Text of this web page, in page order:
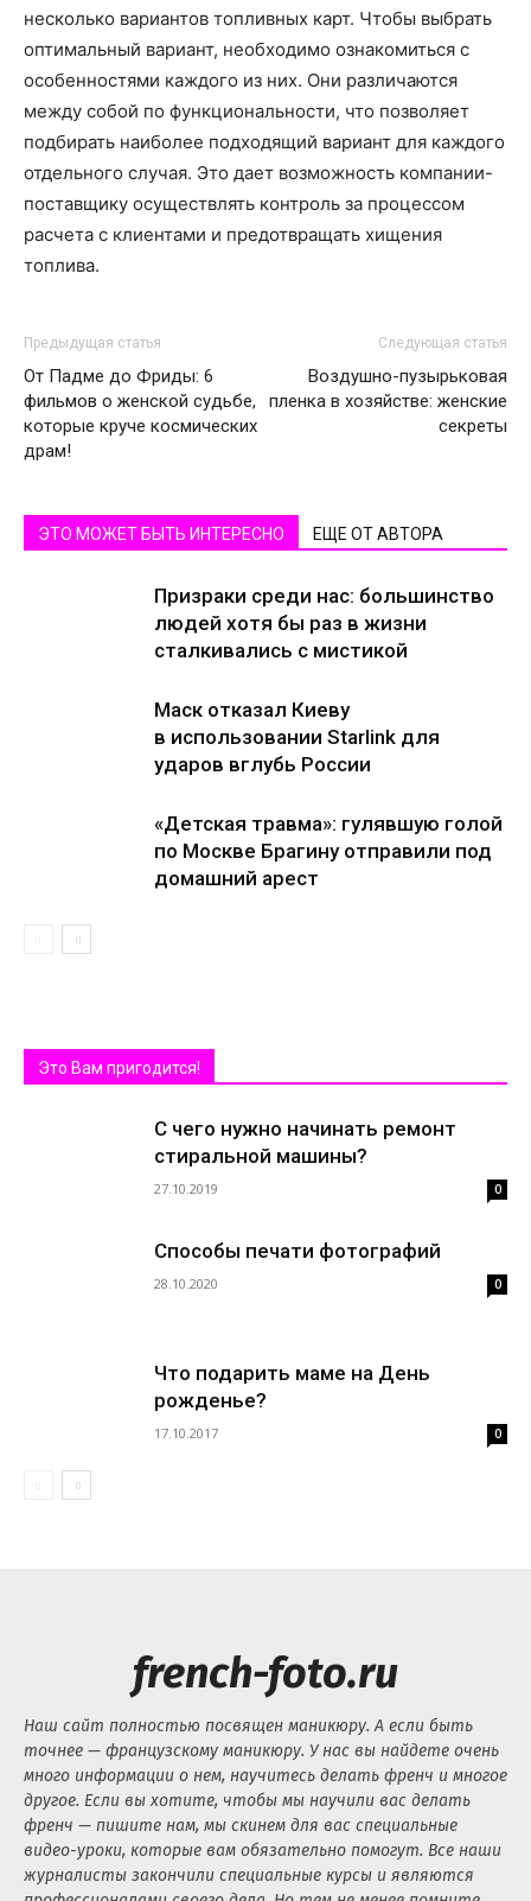
несколько вариантов топливных карт. Чтобы выбрать
оптимальный вариант, необходимо ознакомиться с
особенностями каждого из них. Они различаются
между собой по функциональности, что позволяет
подбирать наиболее подходящий вариант для каждого
отдельного случая. Это дает возможность компании-
поставщику осуществлять контроль за процессом
расчета с клиентами и предотвращать хищения
топлива.
Предыдущая статья
От Падме до Фриды: 6
фильмов о женской судьбе,
которые круче космических
драм!
Следующая статья
Воздушно-пузырьковая
пленка в хозяйстве: женские
секреты
ЭТО МОЖЕТ БЫТЬ ИНТЕРЕСНО ЕЩЕ ОТ АВТОРА
Призраки среди нас: большинство
людей хотя бы раз в жизни
сталкивались с мистикой
Маск отказал Киеву
в использовании Starlink для
ударов вглубь России
«Детская травма»: гулявшую голой
по Москве Брагину отправили под
домашний арест
Это Вам пригодится!
С чего нужно начинать ремонт
стиральной машины?
27.10.2019 0
Способы печати фотографий
28.10.2020 0
Что подарить маме на День
рожденье?
17.10.2017 0
french-foto.ru
Наш сайт полностью посвящен маникюру. А если быть
точнее — французскому маникюру. У нас вы найдете очень
много информации о нем, научитесь делать френч и многое
другое. Если вы хотите, чтобы мы научили вас делать
френч — пишите нам, мы скинем для вас специальные
видео-уроки, которые вам обязательно помогут. Все наши
журналисты закончили специальные курсы и являются